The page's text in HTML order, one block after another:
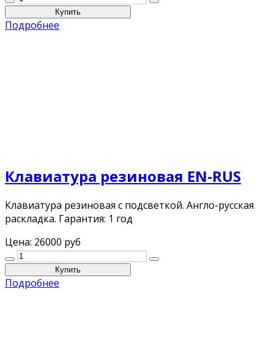
Подробнее
Клавиатура резиновая EN-RUS
Клавиатура резиновая с подсветкой. Англо-русская
раскладка. Гарантия: 1 год
Цена: 26000 руб
Подробнее